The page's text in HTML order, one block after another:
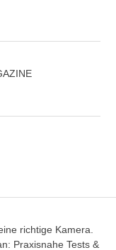
richtige Kamera.
Praxisnahe Tests &